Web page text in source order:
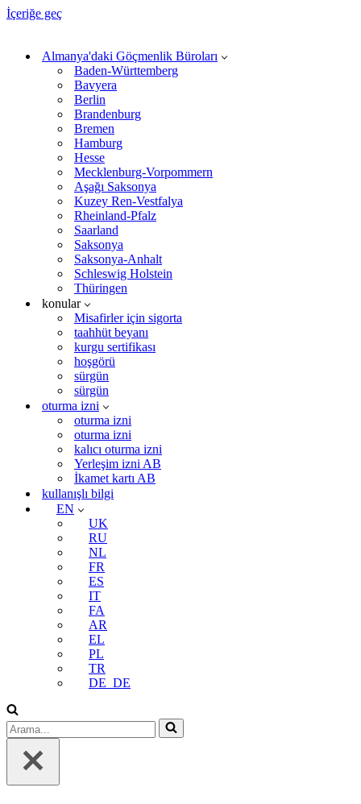
İçeriğe geç
Almanya'daki Göçmenlik Büroları
Baden-Württemberg
Bavyera
Berlin
Brandenburg
Bremen
Hamburg
Hesse
Mecklenburg-Vorpommern
Aşağı Saksonya
Kuzey Ren-Vestfalya
Rheinland-Pfalz
Saarland
Saksonya
Saksonya-Anhalt
Schleswig Holstein
Thüringen
konular
Misafirler için sigorta
taahhüt beyanı
kurgu sertifikası
hoşgörü
sürgün
sürgün
oturma izni
oturma izni
oturma izni
kalıcı oturma izni
Yerleşim izni AB
İkamet kartı AB
kullanışlı bilgi
EN
UK
RU
NL
FR
ES
IT
FA
AR
EL
PL
TR
DE_DE
Arama...